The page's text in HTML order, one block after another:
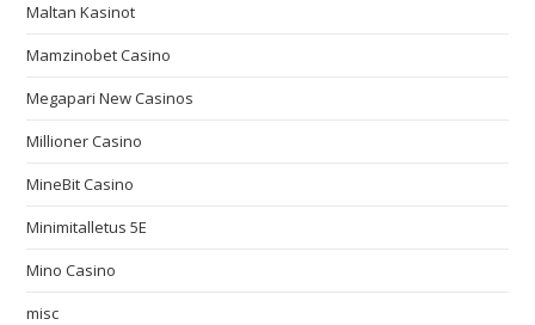
Maltan Kasinot
Mamzinobet Casino
Megapari New Casinos
Millioner Casino
MineBit Casino
Minimitalletus 5E
Mino Casino
misc